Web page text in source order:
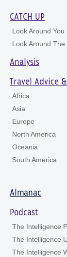
CATCH UP
Look Around You
Look Around The
Analysis
Travel Advice
Africa
Asia
Europe
North America
Oceania
South America
Almanac
Podcast
The Intelligence
The Intelligence
The Intelligence